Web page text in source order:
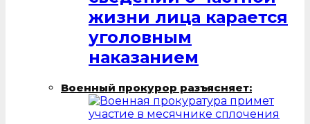
жизни лица карается
уголовным
наказанием
Военный прокурор разъясняет: